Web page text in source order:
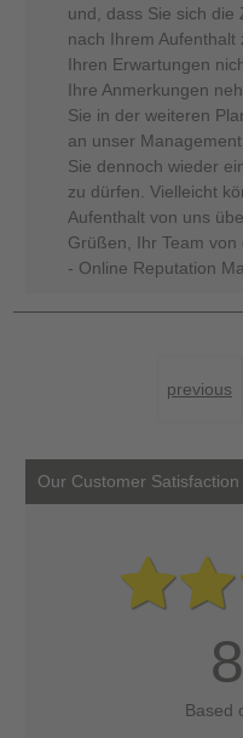
und, dass Sie sich die
nach Ihrem
Ihren Erwartungen
Ihre Anmerkungen
Sie in der weiteren
an unser
Sie dennoch wieder
zu dürfen. Vielleicht
Aufenthalt von uns
Grüßen, Ihr Team
- Online Reputation
previous
Our Customer
Based